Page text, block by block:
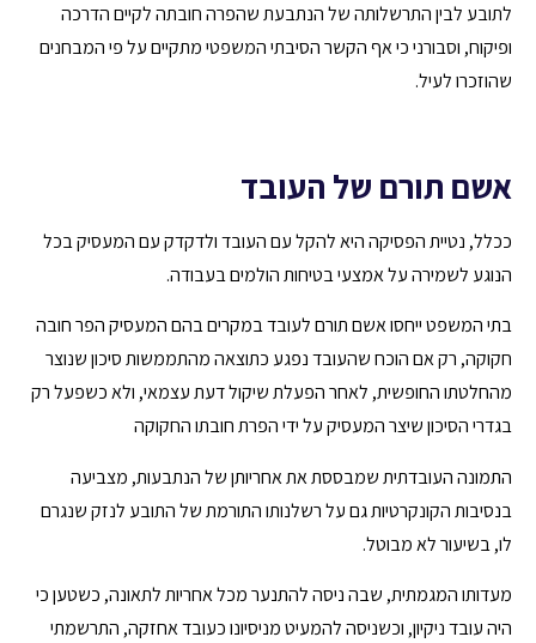
לתובע לבין התרשלותה של הנתבעת שהפרה חובתה לקיים הדרכה
ופיקוח, וסבורני כי אף הקשר הסיבתי המשפטי מתקיים על פי המבחנים
שהוזכרו לעיל.
אשם תורם של העובד
ככלל, נטיית הפסיקה היא להקל עם העובד ולדקדק עם המעסיק בכל
הנוגע לשמירה על אמצעי בטיחות הולמים בעבודה.
בתי המשפט ייחסו אשם תורם לעובד במקרים בהם המעסיק הפר חובה
חקוקה, רק אם הוכח שהעובד נפגע כתוצאה מהתממשות סיכון שנוצר
מהחלטתו החופשית, לאחר הפעלת שיקול דעת עצמאי, ולא כשפעל רק
בגדרי הסיכון שיצר המעסיק על ידי הפרת חובתו החקוקה
התמונה העובדתית שמבססת את אחריותן של הנתבעות, מצביעה
בנסיבות הקונקרטיות גם על רשלנותו התורמת של התובע לנזק שנגרם
לו, בשיעור לא מבוטל.
מעדותו המגמתית, שבה ניסה להתנער מכל אחריות לתאונה, כשטען כי
היה עובד ניקיון, וכשניסה להמעיט מניסיונו כעובד אחזקה, התרשמתי